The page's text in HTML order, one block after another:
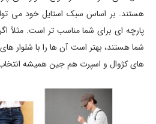
هستند. بر اساس سبک استایل خود می
پارچه ای برای شما مناسب تر است. مثلاً
شما هستند، بهتر است آن ها را با شلوار
های کژوال و اسپرت هم جین همیشه